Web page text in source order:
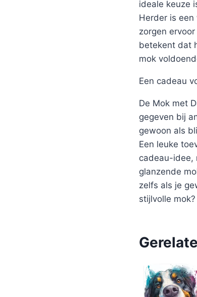
ideale keuze
Herder is
zorgen
betekent dat
mok
Een cadeau
De Mok met
gegeven bij
gewoon als
Een leuke
cadeau-idee,
glanzende
zelfs als je
stijlvolle mok?